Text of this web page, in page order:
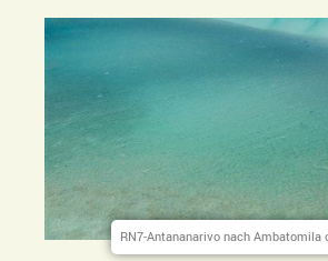
RN7-Antananarivo nach Ambatomila